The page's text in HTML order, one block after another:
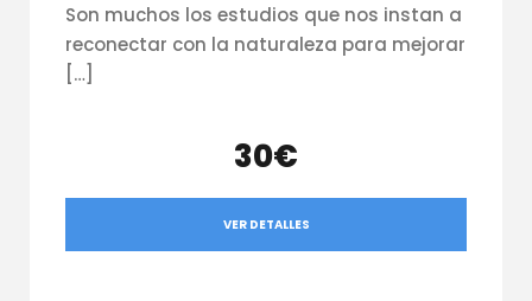
Son muchos los estudios que nos instan a
reconectar con la naturaleza para mejorar
[…]
30€
VER DETALLES